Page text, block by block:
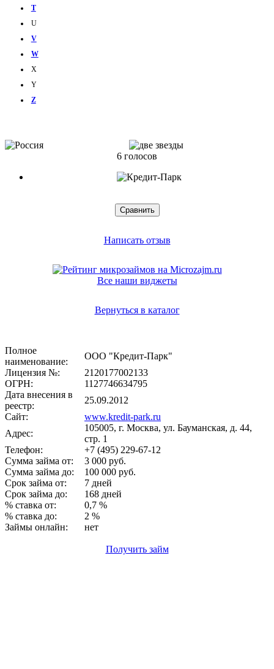
T
U
V
W
X
Y
Z
6 голосов
Написать отзыв
Все наши виджеты
Вернуться в каталог
Полное
наименование:
ООО "Кредит-Парк"
Лицензия №:
2120177002133
ОГРН:
1127746634795
Дата внесения в
реестр:
25.09.2012
Сайт:
www.kredit-park.ru
Адрес:
105005, г. Москва, ул. Бауманская, д. 44,
стр. 1
Телефон:
+7 (495) 229-67-12
Сумма займа от:
3 000 руб.
Сумма займа до:
100 000 руб.
Срок займа от:
7 дней
Срок займа до:
168 дней
% ставка от:
0,7 %
% ставка до:
2 %
Займы онлайн:
нет
Получить займ